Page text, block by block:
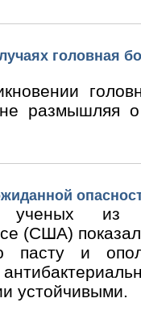
головная
размышляя о
ученых из
(США)
пасту и
устойчивыми.